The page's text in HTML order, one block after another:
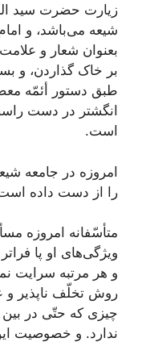
زیارت حضرت سید
شیعه می‌باشد، و
بعنوان شعار و
بر خاک گذاردن، و
طبق دستور أئمّه
انگشتر در دست
است.
امروزه در جامعه
را از دست داده
متأسّفانه امروزه
ویژگی‌های او پا
و هر مرتبه سرایت
روش تخلّف ناپذیر و
چیزی که حتّی در بین
ندارد. و خصوصیت